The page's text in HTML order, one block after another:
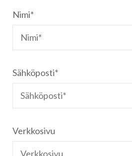
Nimi*
Sähköposti*
Verkkosivu